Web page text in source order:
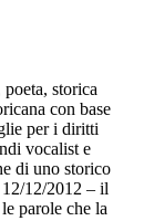
storica
con base
per i diritti
vocalist e
di uno storico
12/2012 – il
parole che la